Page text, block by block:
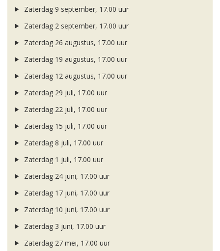
Zaterdag 9 september, 17.00 uur
Zaterdag 2 september, 17.00 uur
Zaterdag 26 augustus, 17.00 uur
Zaterdag 19 augustus, 17.00 uur
Zaterdag 12 augustus, 17.00 uur
Zaterdag 29 juli, 17.00 uur
Zaterdag 22 juli, 17.00 uur
Zaterdag 15 juli, 17.00 uur
Zaterdag 8 juli, 17.00 uur
Zaterdag 1 juli, 17.00 uur
Zaterdag 24 juni, 17.00 uur
Zaterdag 17 juni, 17.00 uur
Zaterdag 10 juni, 17.00 uur
Zaterdag 3 juni, 17.00 uur
Zaterdag 27 mei, 17.00 uur